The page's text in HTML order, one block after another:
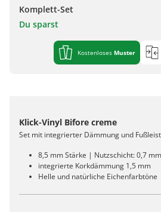
Komplett-Set
Du sparst
Kostenloses Muster
Klick-Vinyl Bifore creme
Set mit integrierter Dämmung und
8,5 mm Stärke | Nutzschicht: 0,7
integrierte Korkdämmung 1,5 mm
Helle und natürliche Eichenfarbtöne